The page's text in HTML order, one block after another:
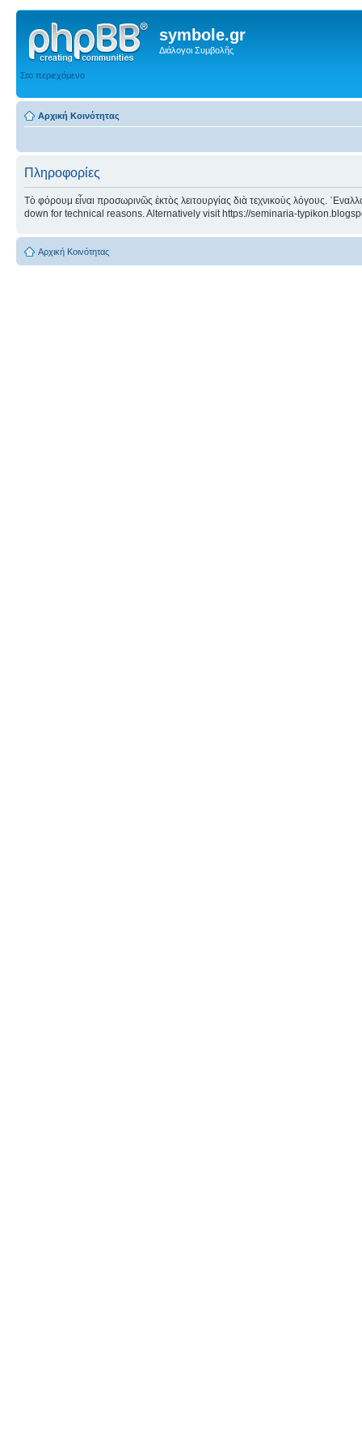
symbole.gr
Διάλογοι Συμβολῆς
Στο περιεχόμενο
Αρχική Κοινότητας
Πληροφορίες
Τὸ φόρουμ εἶναι προσωρινῶς ἐκτὸς λειτουργίας διὰ τεχνικοὺς λόγους.
down for technical reasons. Alternatively visit https://seminaria-
Αρχική Κοινότητας